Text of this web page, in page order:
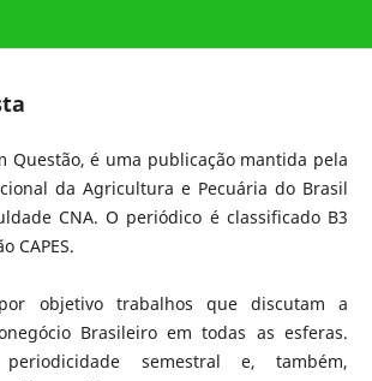
Questão, é uma publicação mantida pela
da Agricultura e Pecuária do Brasil
CNA. O periódico é classificado B3
CAPES.
objetivo trabalhos que discutam a
Brasileiro em todas as esferas.
semestral e, também,